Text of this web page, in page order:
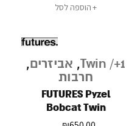
הוספה לסל
Twin /+1
, אביזרים,
חרבות
FUTURES Pyzel
Bobcat Twin